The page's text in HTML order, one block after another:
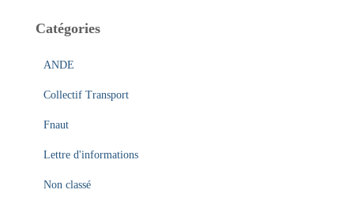
Catégories
ANDE
Collectif Transport
Fnaut
Lettre d'informations
Non classé